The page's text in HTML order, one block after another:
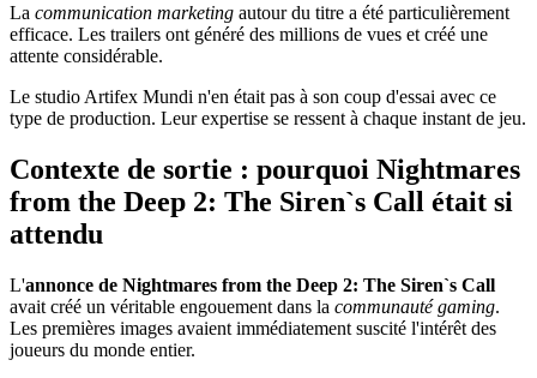
La communication marketing autour du titre a été particulièrement
efficace. Les trailers ont généré des millions de vues et créé une
attente considérable.
Le studio Artifex Mundi n'en était pas à son coup d'essai avec ce
type de production. Leur expertise se ressent à chaque instant de jeu.
Contexte de sortie : pourquoi Nightmares
from the Deep 2: The Siren`s Call était si
attendu
L'annonce de Nightmares from the Deep 2: The Siren`s Call
avait créé un véritable engouement dans la communauté gaming.
Les premières images avaient immédiatement suscité l'intérêt des
joueurs du monde entier.